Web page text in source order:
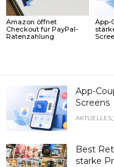
Amazon öffnet
Checkout für PayPal-
Ratenzahlung
App-
App-
Screens
AKTUELLES
Best
starke